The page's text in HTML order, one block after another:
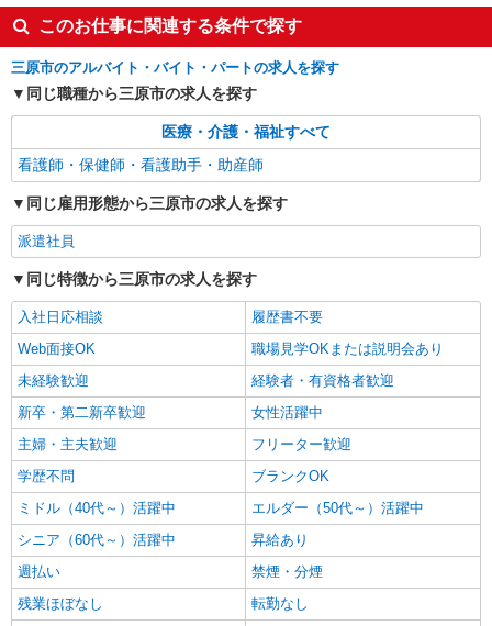
三原市東町の総合病院
キープ 詳細を見る
株式会社ルフト・メディカルケア 福山オフィス
ナイトアシスタント（オープニング）
時給1600円 →月22日出勤×6時間/日 勤務の場
合 ＜＜ 月収例：224,400円 ＞＞
広島県三原市円一町の総合病院
キープ
このお仕事に関連する条件で探す
三原市のアルバイト・バイト・パートの求人を探す
同じ職種から三原市の求人を探す
医療・介護・福祉すべて
看護師・保健師・看護助手・助産師
同じ雇用形態から三原市の求人を探す
派遣社員
同じ特徴から三原市の求人を探す
入社日応相談
履歴書不要
Web面接OK
職場見学OKまたは説明会あり
未経験歓迎
経験者・有資格者歓迎
新卒・第二新卒歓迎
女性活躍中
主婦・主夫歓迎
フリーター歓迎
学歴不問
ブランクOK
ミドル（40代～）活躍中
エルダー（50代～）活躍中
シニア（60代～）活躍中
昇給あり
週払い
禁煙・分煙
残業ほぼなし
転勤なし